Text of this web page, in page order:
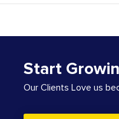
Start
Our Clients Love us